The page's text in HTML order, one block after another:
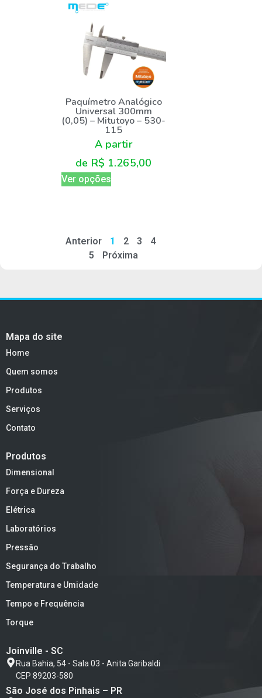
Paquímetro Analógico
Universal 300mm
(0,05) – Mitutoyo – 530-
115
A partir
de R$ 1.265,00
Ver opções
Anterior 1 2 3
4
5
Próxima
Mapa do site
Home
Quem somos
Produtos
Serviços
Contato
Produtos
Dimensional
Força e Dureza
Elétrica
Laboratórios
Pressão
Segurança do Trabalho
Temperatura e Umidade
Tempo e Frequência
Torque
Joinville - SC
Rua Bahia, 54 - Sala 03 - Anita Garibaldi
CEP 89203-580
São José dos Pinhais – PR